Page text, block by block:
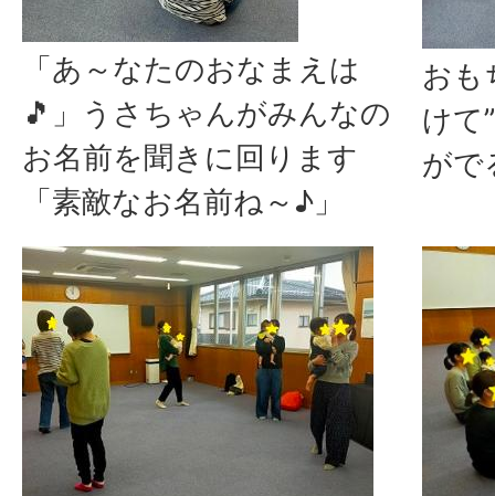
「あ～なたのおなまえは
🎵」うさちゃんがみんなの
お名前を聞きに回ります
「素敵なお名前ね～♪」
おも
けて
がで